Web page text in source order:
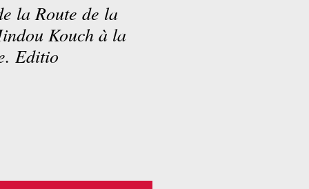
la Route de la
Kouch à la
Editio